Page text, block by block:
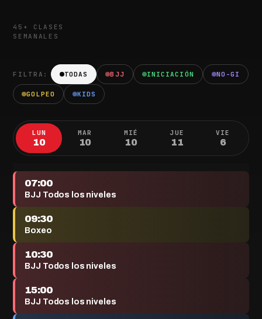
45+ CLASES
SEMANALES
FILTRA: TODAS BJJ INICIACIÓN NO-GI
GOLPEO KIDS
LUN
10
MAR
10
MIÉ
10
JUE
11
VIE
6
07:00
BJJ Todos los niveles
09:30
Boxeo
10:30
BJJ Todos los niveles
15:00
BJJ Todos los niveles